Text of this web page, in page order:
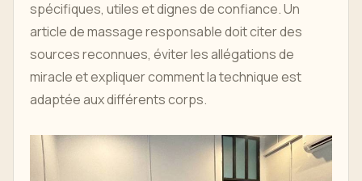
spécifiques, utiles et dignes de confiance. Un
article de massage responsable doit citer des
sources reconnues, éviter les allégations de
miracle et expliquer comment la technique est
adaptée aux différents corps.